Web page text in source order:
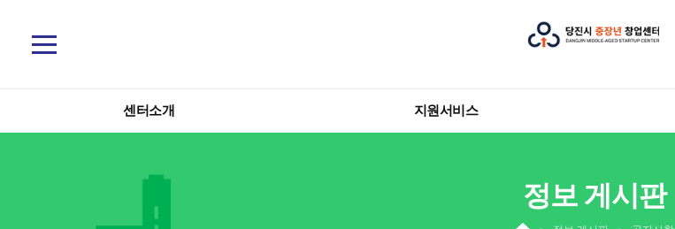
센터소개 지원서비스
전
체
정보 게시판